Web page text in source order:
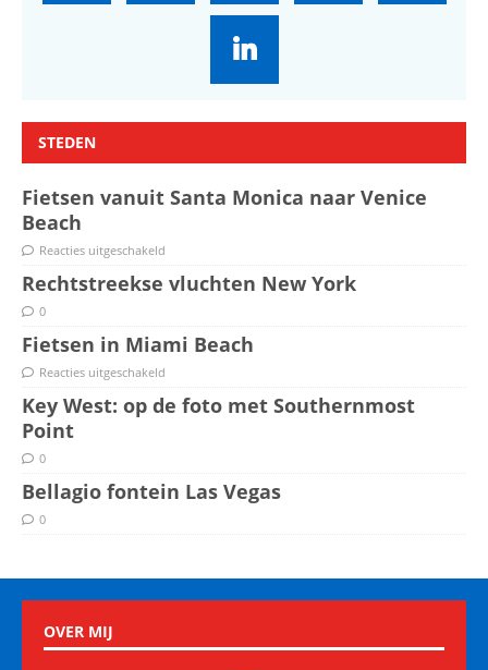
STEDEN
Fietsen vanuit Santa Monica naar Venice
Beach
Reacties uitgeschakeld
Rechtstreekse vluchten New York
0
Fietsen in Miami Beach
Reacties uitgeschakeld
Key West: op de foto met Southernmost
Point
0
Bellagio fontein Las Vegas
0
OVER MIJ